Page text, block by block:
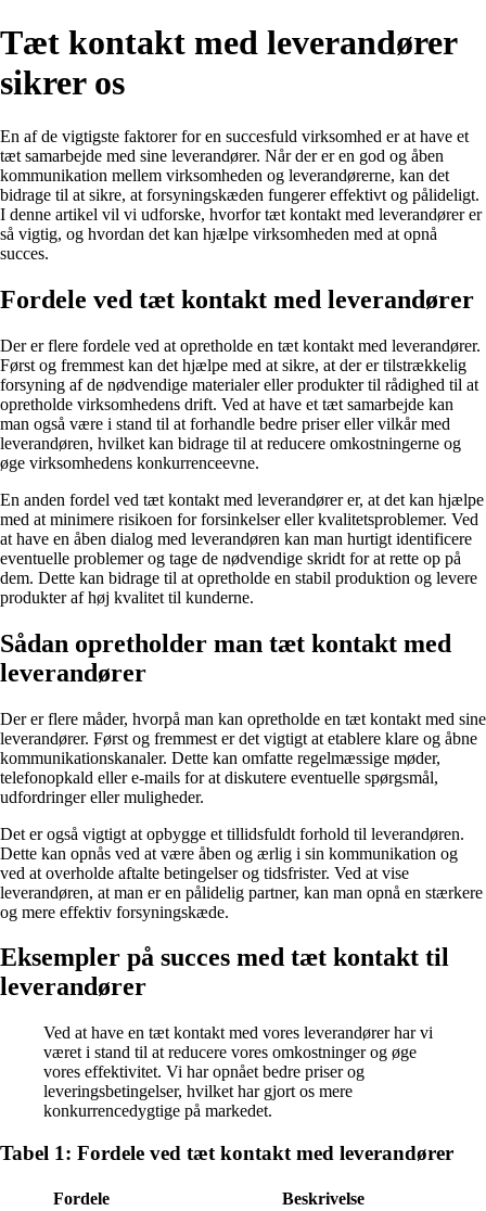
Tæt kontakt med leverandører
sikrer os
En af de vigtigste faktorer for en succesfuld virksomhed er at have et
tæt samarbejde med sine leverandører. Når der er en god og åben
kommunikation mellem virksomheden og leverandørerne, kan det
bidrage til at sikre, at forsyningskæden fungerer effektivt og pålideligt.
I denne artikel vil vi udforske, hvorfor tæt kontakt med leverandører er
så vigtig, og hvordan det kan hjælpe virksomheden med at opnå
succes.
Fordele ved tæt kontakt med leverandører
Der er flere fordele ved at opretholde en tæt kontakt med leverandører.
Først og fremmest kan det hjælpe med at sikre, at der er tilstrækkelig
forsyning af de nødvendige materialer eller produkter til rådighed til at
opretholde virksomhedens drift. Ved at have et tæt samarbejde kan
man også være i stand til at forhandle bedre priser eller vilkår med
leverandøren, hvilket kan bidrage til at reducere omkostningerne og
øge virksomhedens konkurrenceevne.
En anden fordel ved tæt kontakt med leverandører er, at det kan hjælpe
med at minimere risikoen for forsinkelser eller kvalitetsproblemer. Ved
at have en åben dialog med leverandøren kan man hurtigt identificere
eventuelle problemer og tage de nødvendige skridt for at rette op på
dem. Dette kan bidrage til at opretholde en stabil produktion og levere
produkter af høj kvalitet til kunderne.
Sådan opretholder man tæt kontakt med
leverandører
Der er flere måder, hvorpå man kan opretholde en tæt kontakt med sine
leverandører. Først og fremmest er det vigtigt at etablere klare og åbne
kommunikationskanaler. Dette kan omfatte regelmæssige møder,
telefonopkald eller e-mails for at diskutere eventuelle spørgsmål,
udfordringer eller muligheder.
Det er også vigtigt at opbygge et tillidsfuldt forhold til leverandøren.
Dette kan opnås ved at være åben og ærlig i sin kommunikation og
ved at overholde aftalte betingelser og tidsfrister. Ved at vise
leverandøren, at man er en pålidelig partner, kan man opnå en stærkere
og mere effektiv forsyningskæde.
Eksempler på succes med tæt kontakt til
leverandører
Ved at have en tæt kontakt med vores leverandører har vi
været i stand til at reducere vores omkostninger og øge
vores effektivitet. Vi har opnået bedre priser og
leveringsbetingelser, hvilket har gjort os mere
konkurrencedygtige på markedet.
Tabel 1: Fordele ved tæt kontakt med leverandører
Fordele
Beskrivelse